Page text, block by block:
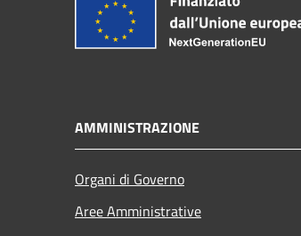
AMMINISTRAZIONE
Organi di Governo
Aree Amministrative